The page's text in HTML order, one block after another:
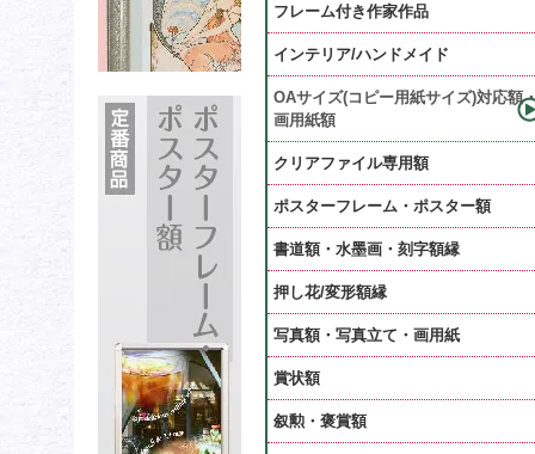
フレーム付き作家作品
インテリア/ハンドメイド
OAサイズ(コピー用紙サイズ)対応額
画用紙額
クリアファイル専用額
ポスターフレーム・ポスター額
書道額・水墨画・刻字額縁
押し花/変形額縁
写真額・写真立て・画用紙
賞状額
叙勲・褒賞額